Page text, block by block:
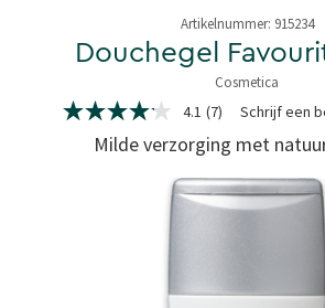
Artikelnummer: 915234
Douchegel
Cosmetica
3,3 van 5 sterren
4.1
4.1 (7) Schrijf een
Milde verzorging met